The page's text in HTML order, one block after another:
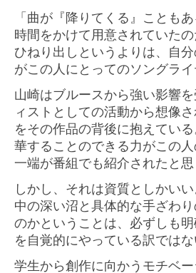
「曲が『降りてくる』ことも
時間をかけて用意されていた
ひねり出しというよりは、自
がこの人にとってのソングラ
山崎はブルースから強い影響
ィストとしての活動から想像
をその作品の背後に抱えてい
華することのできる力がこの
一端が番組でも紹介されたと
しかし、それは資質としかい
中の深い沼と具体的な手ざわ
のかということは、必ずしも
を自覚的にやっている訳では
学生から創作に向かうモチベ